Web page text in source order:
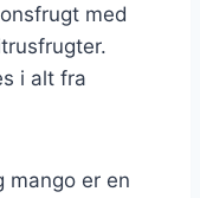
med
i alt fra
mango er en